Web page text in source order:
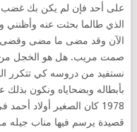
على أحد فإن لم يكن بك غضب
الذي طالما بحثت عنه
الآن وقد مضى ما مضى وقضى
صمت مريب. هل هو الخجل من
نستفيد من دروسه كي تتكرر
بأبطاله وبضحاياه ونكون بذلك
قصيدة يرسم فيها مناب جيله